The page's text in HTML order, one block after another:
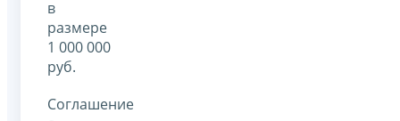
в
размере
1 000 000
руб.
Соглашение